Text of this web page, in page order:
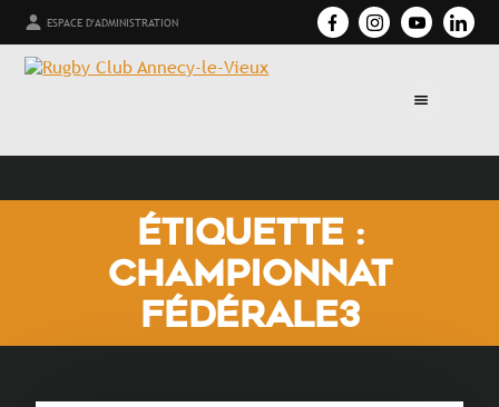
ESPACE D'ADMINISTRATION
ÉTIQUETTE :
CHAMPIONNAT
FÉDÉRALE3